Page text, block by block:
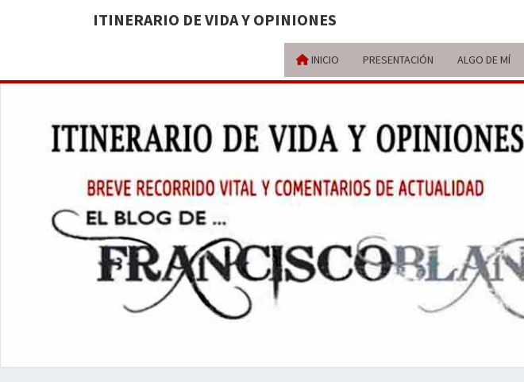
ITINERARIO DE VIDA Y OPINIONES
INICIO PRESENTACIÓN ALGO DE MÍ